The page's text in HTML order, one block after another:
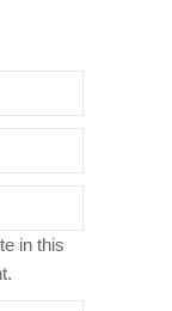
in this